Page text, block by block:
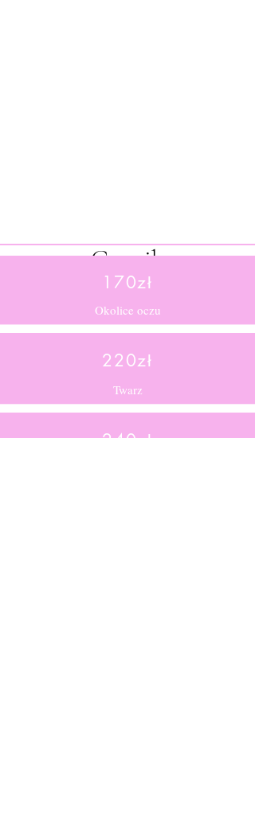
Cennik
170zł
Okolice oczu
220zł
Twarz
240zł